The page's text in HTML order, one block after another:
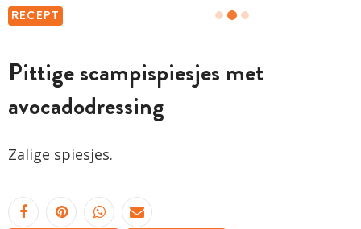
RECEPT
Pittige scampispiesjes met
avocadodressing
Zalige spiesjes.